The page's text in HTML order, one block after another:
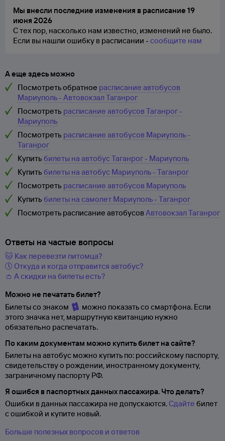
Мы внесли последние изменения в расписание 19
июня 2026
С тех пор, насколько нам известно, изменений не было.
Если вы нашли ошибку в расписании -сообщите нам
А еще здесь можно
Посмотреть обратное расписание автобусов
Мариуполь - Автовокзал Таганрог
Посмотреть расписание автобусов Таганрог -
Мариуполь
Посмотреть расписание автобусов Мариуполь -
Таганрог
Купить билеты на автобус Таганрог - Мариуполь
Купить билеты на автобус Мариуполь - Таганрог
Посмотреть расписание автобусов Мариуполь
Купить билеты на самолет Мариуполь - Таганрог
Посмотреть расписание автобусовАвтовокзал Таганрог
Ответы на частые вопросы
🐱 Как перевезти питомца?
🕔 Откуда и когда отправится автобус?
👛 А скидки на билеты есть?
Можно не печатать билет?
Билеты со знаком
можно показать со смартфона. Если
этого значка нет, маршрутную квитанцию нужно
обязательно распечатать.
По каким документам можно купить билет на сайте?
Билеты на автобус можно купить по: российскому паспорту,
свидетельству о рождении, иностранному документу,
заграничному паспорту РФ.
Я ошибся в паспортных данных пассажира. Что делать?
Ошибки в данных пассажира не допускаются. Сдайте билет
с ошибкой и купите новый.
Больше полезных вопросов и ответов